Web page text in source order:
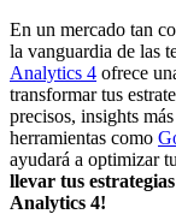
En un mercado tan
la vanguardia de las
Analytics 4 ofrece
transformar tus
precisos, insights
herramientas como
ayudará a optimizar
llevar tus
Analytics 4!